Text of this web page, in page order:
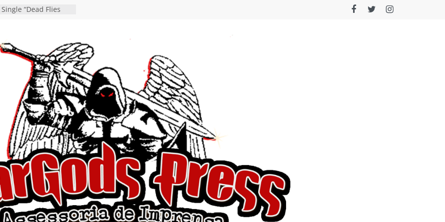
debut “Hellforge”
detalha a
“Fly Rig” definitivo
festival Hell’s Heroes
vídeo de guitar & bass
“Eclipse”, segundo
“Dreaming”
a
e a artificialidade
e videoclipe de